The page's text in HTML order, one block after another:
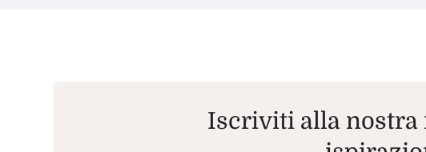
Iscriviti alla nostra